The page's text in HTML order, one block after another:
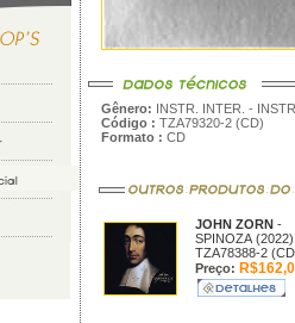
Gênero: INSTR. INTER. -
Código : TZA79320-2 (CD)
Formato : CD
JOHN ZORN -
SPINOZA (2022)
TZA78388-2
Preço: